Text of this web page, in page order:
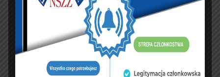
Jednak nie było wcześniej żadnej informacji,
że termin do końca ubiegłego mroku zostanie
przez MSWiA przekroczony.
Przewodniczący Komisji Sławomir Piechota po tej
wymianie stanowisk stron uznał, że dobrze byłoby